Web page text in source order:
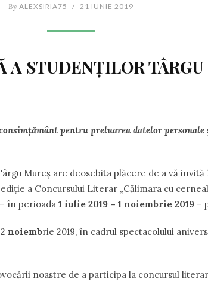
By ALEXSIRIA75 / 21 IUNIE 2019
A STUDENȚILOR
pentru preluarea datelor
Mureş are deosebita plăcere de a vă
a Concursului Literar „Călimara cu
în perioada 1 iulie 2019 – 1 noiembrie 2019 –
noiembrie 2019, în cadrul spectacolului
noastre de a participa la concursul